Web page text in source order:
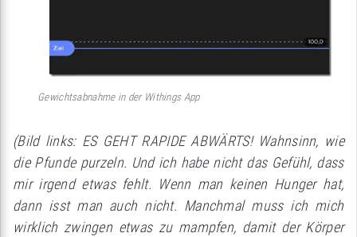
Gewichtsabnahme in der Withings App
(Bild links: ES GEHT RAPIDE ABWÄRTS! Wahnsinn, wie
die Pfunde purzeln. Und ich habe nicht das Gefühl, dass
mir irgend etwas fehlt. Wenn man keinen Hunger hat,
dann isst man auch nicht. Manchmal muss ich mich
wirklich zwingen etwas zu mampfen, damit der Körper